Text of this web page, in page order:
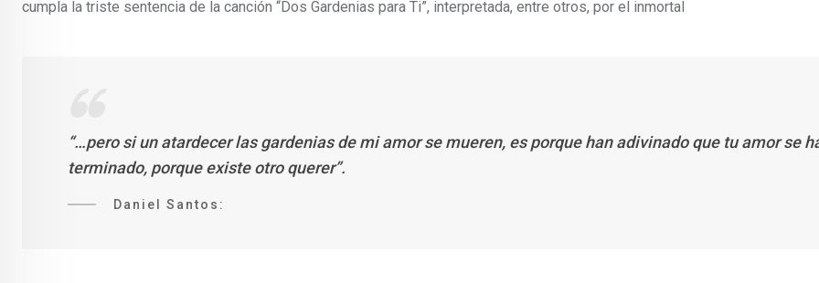
cumpla la triste sentencia de la canción “Dos Gardenias para Ti”, interpretada, entre otros, por el inmortal
“…pero si un atardecer las gardenias de mi amor se mueren, es porque han adivinado que tu amor se
terminado, porque existe otro querer”.
Daniel Santos: